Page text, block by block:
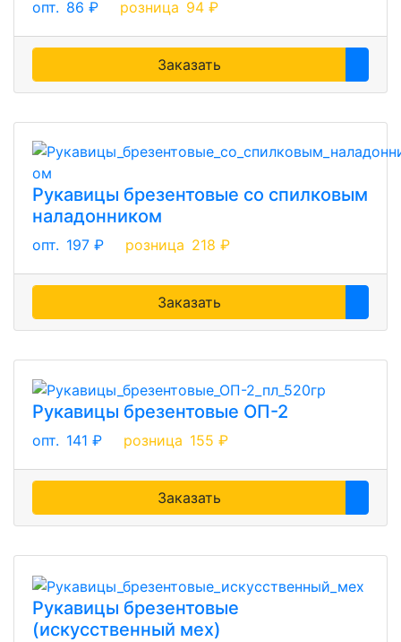
опт. 86 ₽ розница 94 ₽
Заказать
Рукавицы брезентовые со спилковым
наладонником
опт. 197 ₽ розница 218 ₽
Заказать
Рукавицы брезентовые ОП-2
опт. 141 ₽ розница 155 ₽
Заказать
Рукавицы брезентовые
(искусственный мех)